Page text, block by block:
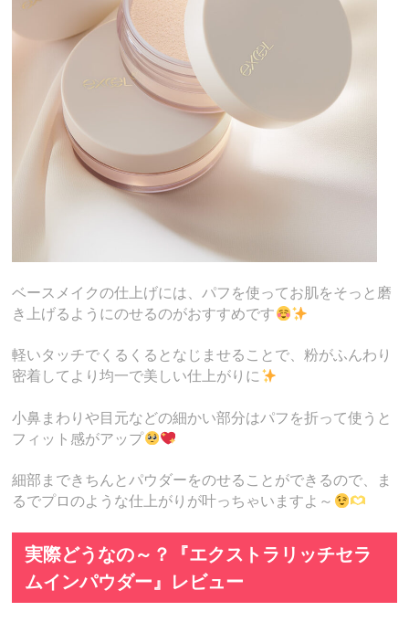
ベースメイクの仕上げには、パフを使ってお肌をそっと磨
き上げるようにのせるのがおすすめです
軽いタッチでくるくるとなじませることで、粉がふんわり
密着してより均一で美しい仕上がりに
小鼻まわりや目元などの細かい部分はパフを折って使うと
フィット感がアップ
細部まできちんとパウダーをのせることができるので、ま
るでプロのような仕上がりが叶っちゃいますよ～
実際どうなの～？『エクストラリッチセラ
ムインパウダー』レビュー